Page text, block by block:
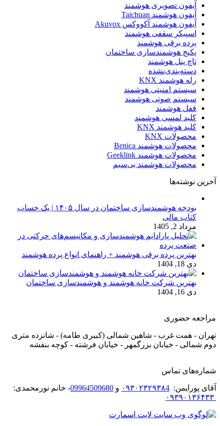
آیفون تصویری هوشمند
آیفون هوشمند Taichuan
آیفون هوشمند آکووکس Akuvox
اسپیکر سقفی هوشمند
پرده برقی هوشمند
پکیج هوشمندسازی ساختمان
تاچ پنل هوشمند
دسته‌بندی‌نشده
رله هوشمند KNX
سیستم امنیتی هوشمند
سیستم صوتی هوشمند
قفل هوشمند
کلید لمسی هوشمند
کلید هوشمند KNX
محصولات KNX
محصولات هوشمند Benica
محصولات هوشمند Geeklink
محصولات هوشمند بی‌سیم
آخرین نوشته‌ها
بودجه هوشمندسازی ساختمان در سال ۱۴۰۵ | یک حساب
کتاب مالی
مرداد 2, 1405
بهترین پرده برقی هوشمند + راهنمای انواع پرده هوشمند
دی 18, 1404
بهترین شرکت خانه هوشمند و هوشمندسازی ساختمان
دی 16, 1404
مراجعه حضوری
تهران - همت غرب - شاهین شمالی (کبیری طامه) - شانزده متری
دوم شمالی - خیابان بزرگمهر - خیابان فرشته - کوچه بنفشه
شماره‌های تماس
آقای پورایمن: ۰۹۳۰۲۳۲۹۳۸4 و 09964509680- خانم نورمحمدی: